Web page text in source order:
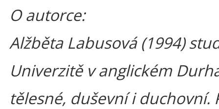
O autorce:
Alžběta Labusová (1994)
Univerzitě v anglickém
tělesné, duševní i duchovní.